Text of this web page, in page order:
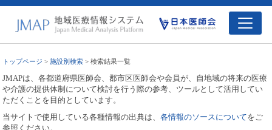
トップページ >施設別検索 > 検索結果一覧
JMAPは、各都道府県医師会、郡市区医師会や会員が、自地域の将来の医療
や介護の提供体制について検討を行う際の参考、ツールとして活用してい
ただくことを目的としています。
当サイトで使用している各種情報の出典は、各情報のソースについてをご
参照ください。